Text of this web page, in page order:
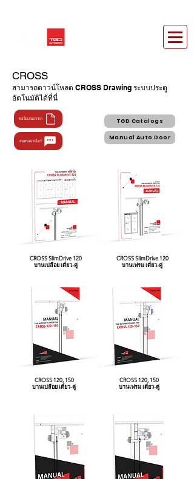
CROSS
สามารถดาวน์โหลด CROSS Drawing ระบบประตู
อัตโนมัติได้ที่นี่
ขอใบเสนอราคา
สนทนาผ่านไลน์
TGD Catalogs
Manual Auto Door
CROSS SlimDrive 120
บานเปลือย เดี่ยว-คู่
CROSS SlimDrive 120
บานเฟรม เดี่ยว-คู่
CROSS 120, 150
บานเปลือย เดี่ยว-คู่
CROSS 120, 150
บานเฟรม เดี่ยว-คู่